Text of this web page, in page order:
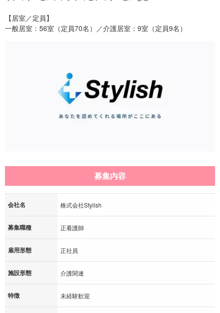
【居室／定員】
一般居室：56室（定員70名）／介護居室：9室（定員9名）
募集内容
会社名 株式会社Stylish
募集職種 正看護師
雇用形態 正社員
施設形態 介護関連
特徴 未経験歓迎